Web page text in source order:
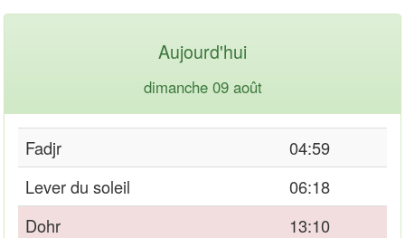
Aujourd'hui
dimanche 09 août
Fadjr
04:59
Lever du soleil
06:18
Dohr
13:10